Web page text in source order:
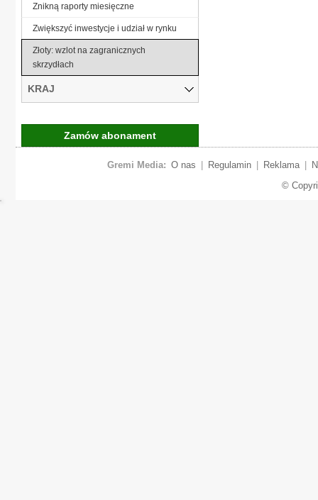
Znikną raporty miesięczne
Zwiększyć inwestycje i udział w rynku
Złoty: wzlot na zagranicznych
skrzydłach
KRAJ
Zamów abonament
Gremi Media: O nas Regulamin Reklama
©